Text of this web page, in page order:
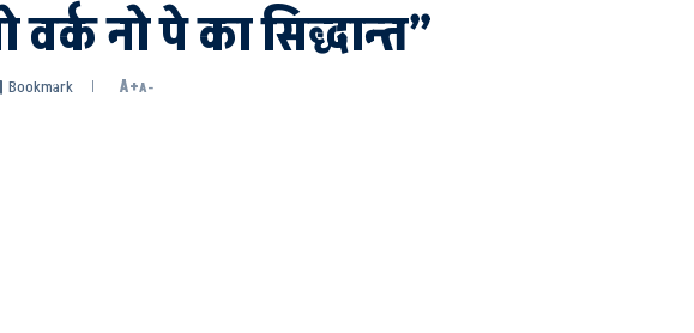
वर्क नो पे का सिद्धान्त”
Bookmark A+A-